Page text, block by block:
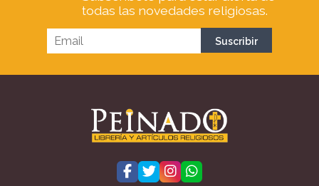
todas las novedades religiosas.